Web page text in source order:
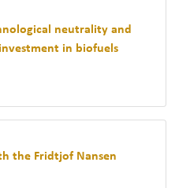
neutrality and
in biofuels
the Fridtjof Nansen